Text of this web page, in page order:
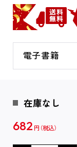
電子書籍
在庫なし
682 円